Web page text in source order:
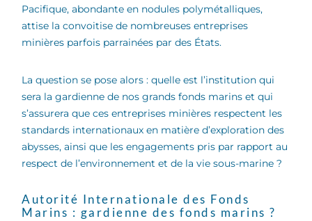
Pacifique, abondante en nodules polymétalliques,
attise la convoitise de nombreuses entreprises
minières parfois parrainées par des États.
La question se pose alors : quelle est l’institution qui
sera la gardienne de nos grands fonds marins et qui
s’assurera que ces entreprises minières respectent les
standards internationaux en matière d’exploration des
abysses, ainsi que les engagements pris par rapport au
respect de l’environnement et de la vie sous-marine ?
Autorité Internationale des Fonds
Marins : gardienne des fonds marins ?